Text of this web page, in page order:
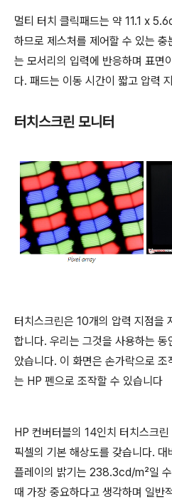
멀티 터치 클릭패드는 약 11.1 x
하므로 제스처를 제어할 수 있는
는 모서리의 입력에 반응하며 표면
다. 패드는 이동 시간이 짧고 압력
터치스크린 모니터
터치스크린은 10개의 압력 지점을
합니다. 우리는 그것을 사용하는
았습니다. 이 화면은 손가락으로
는 HP 펜으로 조작할 수 있습니다
HP 컨버터블의 14인치 터치스크
픽셀의 기본 해상도를 갖습니다.
플레이의 밝기는 238.3cd/m²일
때 가장 중요하다고 생각하며 일